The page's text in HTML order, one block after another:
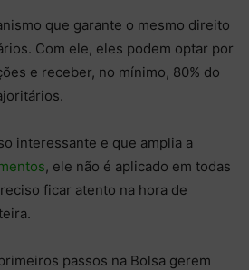
que garante o mesmo direito
Com ele, eles podem optar por
e receber, no mínimo, 80% do
interessante e que amplia a
, ele não é aplicado em todas
ficar atento na hora de
passos na Bolsa gerem